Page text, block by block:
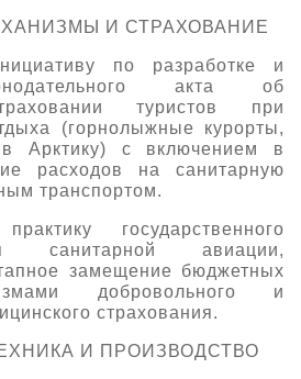
И СТРАХОВАНИЕ
по разработке и
акта об
туристов при
(горнолыжные курорты,
Арктику) с включением в
расходов на санитарную
транспортом.
государственного
санитарной авиации,
замещение бюджетных
добровольного и
страхования.
И ПРОИЗВОДСТВО